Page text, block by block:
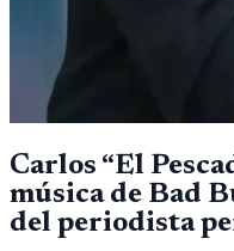
Carlos “El
música de Bad
del periodista